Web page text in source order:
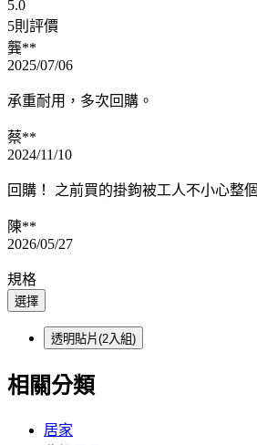
5.0
5則評價
龔**
2025/07/06
承重耐用，多次回購。
蔡**
2024/11/10
回購！ 之前買的掛鉤被工人不小心整
陳**
2026/05/27
規格
選擇
透明貼片(2入組)
相關分類
居家